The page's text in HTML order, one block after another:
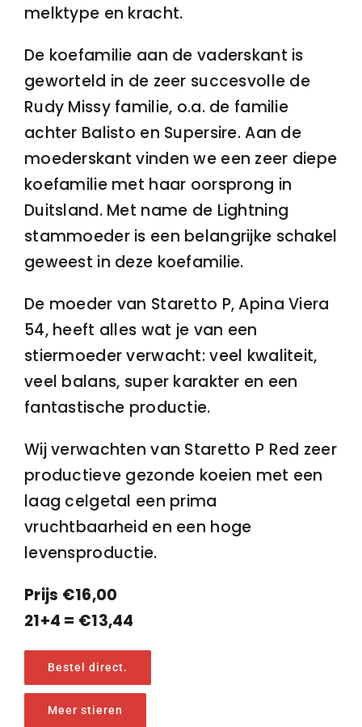
melktype en kracht.
De koefamilie aan de vaderskant is
geworteld in de zeer succesvolle de
Rudy Missy familie, o.a. de familie
achter Balisto en Supersire. Aan de
moederskant vinden we een zeer diepe
koefamilie met haar oorsprong in
Duitsland. Met name de Lightning
stammoeder is een belangrijke schakel
geweest in deze koefamilie.
De moeder van Staretto P, Apina Viera
54, heeft alles wat je van een
stiermoeder verwacht: veel kwaliteit,
veel balans, super karakter en een
fantastische productie.
Wij verwachten van Staretto P Red zeer
productieve gezonde koeien met een
laag celgetal een prima
vruchtbaarheid en een hoge
levensproductie.
Prijs €16,00
21+4 = €13,44
Bestel direct.
Meer stieren